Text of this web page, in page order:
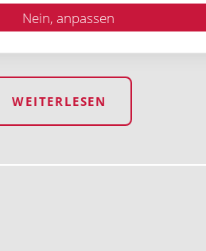
Wien, Weisselgasse
Wohneinheiten
WEITERLESEN
Nein, anpassen